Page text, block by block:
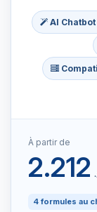
AI Chatbot
À partir de
2.212
4 formules au